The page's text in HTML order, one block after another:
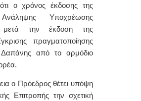
ότι ο χρόνος έκδοσης της
Υποχρέωσης
μετά την έκδοση της
πραγματοποίησης
Δαπάνηςαπό το αρμόδιο
.
ο Πρόεδρος θέτει υπόψη
Επιτροπής την σχετική